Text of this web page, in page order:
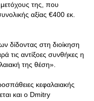
της, που
αξίας €400 εκ.
δίδοντας στη διοίκηση
τις αντίξοες συνθήκες η
της θέση».
κεφαλαιακής
και ο Dmitry